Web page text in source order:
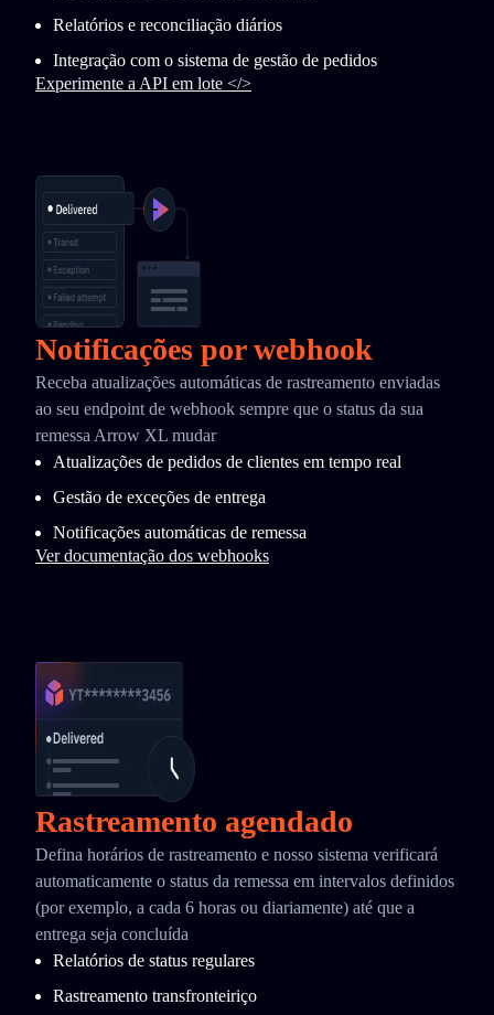
Relatórios e reconciliação diários
Integração com o sistema de gestão de pedidos
Experimente a API em lote </>
Notificações por webhook
Receba atualizações automáticas de rastreamento enviadas
ao seu endpoint de webhook sempre que o status da sua
remessa Arrow XL mudar
Atualizações de pedidos de clientes em tempo real
Gestão de exceções de entrega
Notificações automáticas de remessa
Ver documentação dos webhooks
Rastreamento agendado
Defina horários de rastreamento e nosso sistema verificará
automaticamente o status da remessa em intervalos definidos
(por exemplo, a cada 6 horas ou diariamente) até que a
entrega seja concluída
Relatórios de status regulares
Rastreamento transfronteiriço